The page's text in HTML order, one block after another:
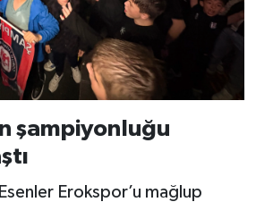
şampiyonluğu
Erokspor’u mağlup